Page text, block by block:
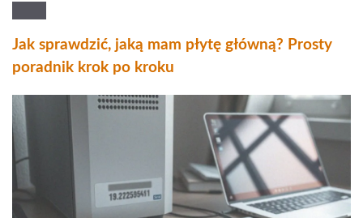
Jak sprawdzić, jaką mam płytę główną? Prosty
poradnik krok po kroku